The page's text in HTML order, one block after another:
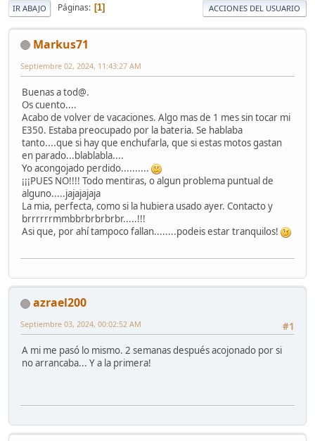
IR ABAJO Páginas 1 ACCIONES DEL USUARIO
Markus71
Septiembre 02, 2024, 11:43:27 AM
Buenas a tod@.
Os cuento....
Acabo de volver de vacaciones. Algo mas de 1 mes sin tocar mi
E350. Estaba preocupado por la bateria. Se hablaba
tanto....que si hay que enchufarla, que si estas motos gastan
en parado...blablabla....
Yo acongojado perdido..........
¡¡¡PUES NO!!!! Todo mentiras, o algun problema puntual de
alguno.....jajajajaja
La mia, perfecta, como si la hubiera usado ayer. Contacto y
brrrrrrmmbbrbrbrbrbr.....!!!
Asi que, por ahí tampoco fallan........podeis estar tranquilos!
azrael200
#1
Septiembre 03, 2024, 00:02:52 AM
A mi me pasó lo mismo. 2 semanas después acojonado por si
no arrancaba... Y a la primera!